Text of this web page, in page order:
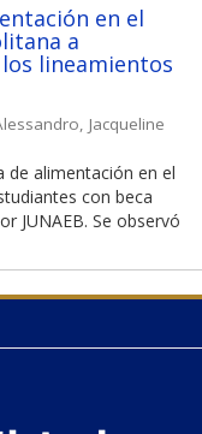
en el
a
lineamientos
Jacqueline
de alimentación en el
con beca
JUNAEB. Se observó